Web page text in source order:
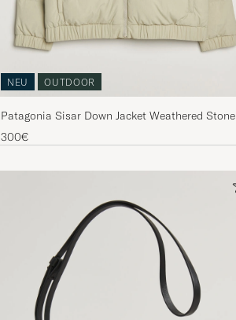
NEU OUTDOOR
Patagonia Sisar Down Jacket Weathered Stone
300€